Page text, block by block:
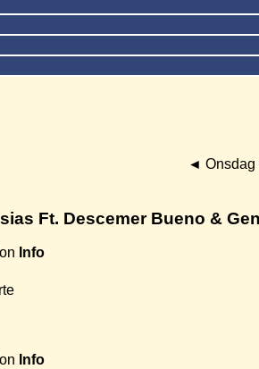
◄ Onsdag
Ft. Descemer Bueno &
Info
Info